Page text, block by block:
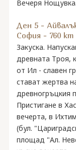
Вечеря Нощувка.
Ден 5 -
София - 760 km
Закуска.
древната Троя,
от Ил - славен
стават жертва
древногръцкия
Пристигане в
вечерта, в
(бул.
площад "Ал.